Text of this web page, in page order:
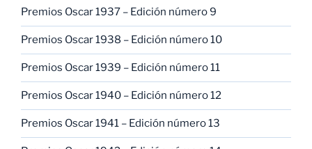
Premios Oscar 1937 – Edición número 9
Premios Oscar 1938 – Edición número 10
Premios Oscar 1939 – Edición número 11
Premios Oscar 1940 – Edición número 12
Premios Oscar 1941 – Edición número 13